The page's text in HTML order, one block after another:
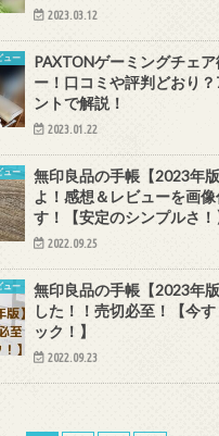
2023.03.12
ュー
PAXTONゲーミングチェ
ー！口コミや評判どおり
ントで解説！
2023.01.22
ュー
無印良品の手帳【2023年
よ！感想＆レビューを画
す！【安定のシンプルさ！
2022.09.25
ュー
無印良品の手帳【2023年
した！！売切必至！【今
ック！】
2022.09.23